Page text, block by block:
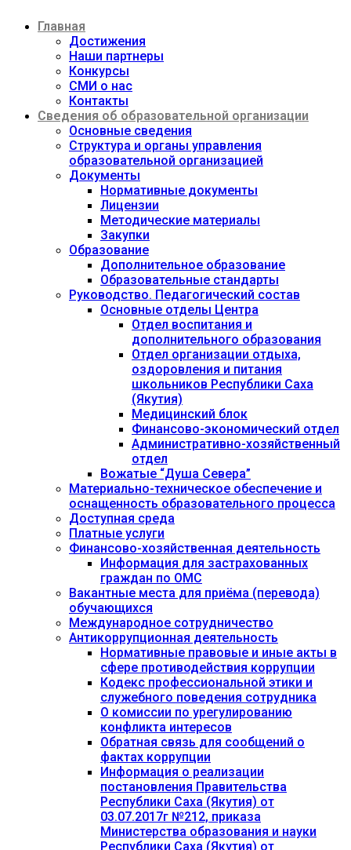
содержимому
Главная
Достижения
Наши партнеры
Конкурсы
СМИ о нас
Контакты
Сведения об образовательной организации
Основные сведения
Структура и органы управления
образовательной организацией
Документы
Нормативные документы
Лицензии
Методические материалы
Закупки
Образование
Дополнительное образование
Образовательные стандарты
Руководство. Педагогический состав
Основные отделы Центра
Отдел воспитания и
дополнительного образования
Отдел организации отдыха,
оздоровления и питания
школьников Республики Саха
(Якутия)
Медицинский блок
Финансово-экономический отдел
Административно-хозяйственный
отдел
Вожатые “Душа Севера”
Материально-техническое обеспечение и
оснащенность образовательного процесса
Доступная среда
Платные услуги
Финансово-хозяйственная деятельность
Информация для застрахованных
граждан по ОМС
Вакантные места для приёма (перевода)
обучающихся
Международное сотрудничество
Антикоррупционная деятельность
Нормативные правовые и иные акты в
сфере противодействия коррупции
Кодекс профессиональной этики и
служебного поведения сотрудника
О комиссии по урегулированию
конфликта интересов
Обратная связь для сообщений о
фактах коррупции
Информация о реализации
постановления Правительства
Республики Саха (Якутия) от
03.07.2017г №212, приказа
Министерства образования и науки
Республики Саха (Якутия) от